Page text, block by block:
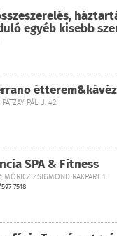
egyéb kisebb
PÁL U. 42.
SPA & Fitness
MÓRICZ ZSIGMOND RAKPART 1.
7518